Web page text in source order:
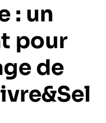
: un
pour
de